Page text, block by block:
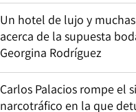
Un hotel de lujo y
acerca de la supuesta
Georgina Rodríguez
Carlos Palacios rompe el
narcotráfico en la que